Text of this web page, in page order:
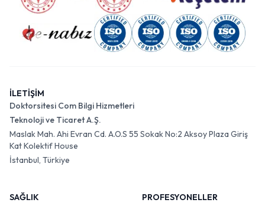
İLETİŞİM
Doktorsitesi Com Bilgi Hizmetleri
Teknoloji ve Ticaret A.Ş.
Maslak Mah. Ahi Evran Cd. A.O.S 55 Sokak No:2 Aksoy Plaza Giriş
Kat Kolektif House
İstanbul, Türkiye
SAĞLIK
PROFESYONELLER